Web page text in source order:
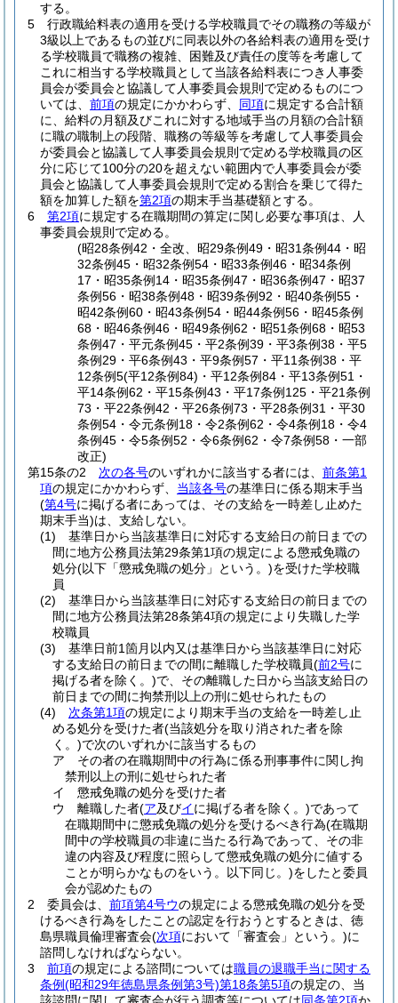
する。
5
行政職給料表の適用を受ける学校職員でその職務の等級が
3級以上であるもの並びに同表以外の各給料表の適用を受け
る学校職員で職務の複雑、困難及び責任の度等を考慮して
これに相当する学校職員として当該各給料表につき人事委
員会が委員会と協議して人事委員会規則で定めるものにつ
いては、 前項の規定にかかわらず、 同項に規定する合計額
に、給料の月額及びこれに対する地域手当の月額の合計額
に職の職制上の段階、職務の等級等を考慮して人事委員会
が委員会と協議して人事委員会規則で定める学校職員の区
分に応じて100分の20を超えない範囲内で人事委員会が委
員会と協議して人事委員会規則で定める割合を乗じて得た
額を加算した額を第2項の期末手当基礎額とする。
6
第2項に規定する在職期間の算定に関し必要な事項は、人
事委員会規則で定める。
(昭28条例42・全改、昭29条例49・昭31条例44・昭
32条例45・昭32条例54・昭33条例46・昭34条例
17・昭35条例14・昭35条例47・昭36条例47・昭37
条例56・昭38条例48・昭39条例92・昭40条例55・
昭42条例60・昭43条例54・昭44条例56・昭45条例
68・昭46条例46・昭49条例62・昭51条例68・昭53
条例47・平元条例45・平2条例39・平3条例38・平5
条例29・平6条例43・平9条例57・平11条例38・平
12条例5(平12条例84)・平12条例84・平13条例51・
平14条例62・平15条例43・平17条例125・平21条例
73・平22条例42・平26条例73・平28条例31・平30
条例54・令元条例18・令2条例62・令4条例18・令4
条例45・令5条例52・令6条例62・令7条例58・一部
改正)
第15条の2
次の各号のいずれかに該当する者には、 前条第1
項の規定にかかわらず、 当該各号の基準日に係る期末手当
(第4号に掲げる者にあっては、その支給を一時差し止めた
期末手当)は、支給しない。
(1)
基準日から当該基準日に対応する支給日の前日までの
間に地方公務員法第29条第1項の規定による懲戒免職の
処分(以下「懲戒免職の処分」という。)を受けた学校職
員
(2)
基準日から当該基準日に対応する支給日の前日までの
間に地方公務員法第28条第4項の規定により失職した学
校職員
(3)
基準日前1箇月以内又は基準日から当該基準日に対応
する支給日の前日までの間に離職した学校職員(前2号に
掲げる者を除く。)で、その離職した日から当該支給日の
前日までの間に拘禁刑以上の刑に処せられたもの
(4)
次条第1項の規定により期末手当の支給を一時差し止
める処分を受けた者(当該処分を取り消された者を除
く。)で次のいずれかに該当するもの
ア
その者の在職期間中の行為に係る刑事事件に関し拘
禁刑以上の刑に処せられた者
イ
懲戒免職の処分を受けた者
ウ
離職した者(ア及びイに掲げる者を除く。)であって
在職期間中に懲戒免職の処分を受けるべき行為(在職期
間中の学校職員の非違に当たる行為であって、その非
違の内容及び程度に照らして懲戒免職の処分に値する
ことが明らかなものをいう。以下同じ。)をしたと委員
会が認めたもの
2
委員会は、 前項第4号ウの規定による懲戒免職の処分を受
けるべき行為をしたことの認定を行おうとするときは、徳
島県職員倫理審査会(次項において「審査会」という。)に
諮問しなければならない。
3
前項の規定による諮問については職員の退職手当に関する
条例(昭和29年徳島県条例第3号)第18条第5項の規定の、当